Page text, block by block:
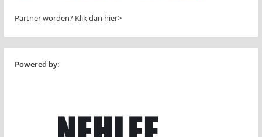
Partner worden? Klik dan hier>
Powered by: